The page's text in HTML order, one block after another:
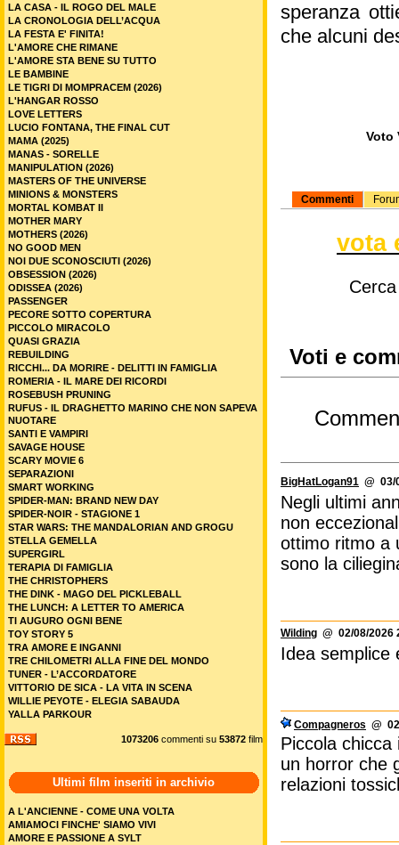
speranza
che alcuni
Voto
Commenti
vota
Voti e
BigHatLogan91 @ 03/
Negli ultimi
non
ottimo ritmo a
sono la
Wilding @ 02/08/2026
Idea semplice
Compagneros @
Piccola
un horror che
relazioni
LA CASA - IL ROGO DEL MALE
LA CRONOLOGIA DELL’ACQUA
LA FESTA E' FINITA!
L'AMORE CHE RIMANE
L'AMORE STA BENE SU TUTTO
LE BAMBINE
LE TIGRI DI MOMPRACEM (2026)
L'HANGAR ROSSO
LOVE LETTERS
LUCIO FONTANA, THE FINAL CUT
MAMA (2025)
MANAS - SORELLE
MANIPULATION (2026)
MASTERS OF THE UNIVERSE
MINIONS & MONSTERS
MORTAL KOMBAT II
MOTHER MARY
MOTHERS (2026)
NO GOOD MEN
NOI DUE SCONOSCIUTI (2026)
OBSESSION (2026)
ODISSEA (2026)
PASSENGER
PECORE SOTTO COPERTURA
PICCOLO MIRACOLO
QUASI GRAZIA
REBUILDING
RICCHI... DA MORIRE - DELITTI IN FAMIGLIA
ROMERIA - IL MARE DEI RICORDI
ROSEBUSH PRUNING
RUFUS - IL DRAGHETTO MARINO CHE NON SAPEVA
NUOTARE
SANTI E VAMPIRI
SAVAGE HOUSE
SCARY MOVIE 6
SEPARAZIONI
SMART WORKING
SPIDER-MAN: BRAND NEW DAY
SPIDER-NOIR - STAGIONE 1
STAR WARS: THE MANDALORIAN AND GROGU
STELLA GEMELLA
SUPERGIRL
TERAPIA DI FAMIGLIA
THE CHRISTOPHERS
THE DINK - MAGO DEL PICKLEBALL
THE LUNCH: A LETTER TO AMERICA
TI AUGURO OGNI BENE
TOY STORY 5
TRA AMORE E INGANNI
TRE CHILOMETRI ALLA FINE DEL MONDO
TUNER - L’ACCORDATORE
VITTORIO DE SICA - LA VITA IN SCENA
WILLIE PEYOTE - ELEGIA SABAUDA
YALLA PARKOUR
1073206 commenti su 53872 film
Ultimi film inseriti in archivio
A L'ANCIENNE - COME UNA VOLTA
AMIAMOCI FINCHE' SIAMO VIVI
AMORE E PASSIONE A SYLT